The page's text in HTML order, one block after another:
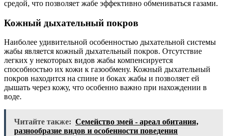
средой, что позволяет жабе эффективно обмениваться газами.
Кожный дыхательный покров
Наиболее удивительной особенностью дыхательной системы
жабы является кожный дыхательный покров. Отсутствие
легких у некоторых видов жабы компенсируется
способностью их кожи к газообмену. Кожный дыхательный
покров находится на спине и боках жабы и позволяет ей
дышать через кожу, что особенно важно при нахождении в
воде.
Читайте также: Семейство змей - ареал обитания,
разнообразие видов и особенности поведения